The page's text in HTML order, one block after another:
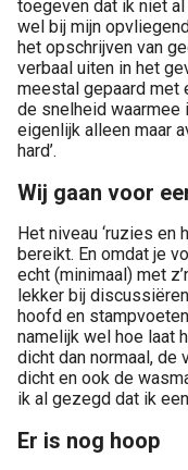
toegeven dat ik niet
wel bij mijn
het opschrijven van
verbaal uiten in het
meestal gepaard met
de snelheid
eigenlijk alleen maar
hard’.
Wij gaan voor
Het niveau ‘ruzies en
bereikt. En omdat je
echt (minimaal) met
lekker bij
hoofd en
namelijk wel hoe laat
dicht dan normaal,
dicht en ook de
ik al gezegd dat ik
Er is nog hoop